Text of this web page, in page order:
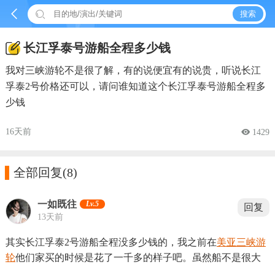
  搜索
长江孚泰号游船全程多少钱
我对三峡游轮不是很了解，有的说便宜有的说贵，听说长江
孚泰2号价格还可以，请问谁知道这个长江孚泰号游船全程多
少钱
16天前  1429
全部回复(8)
一如既往 Lv.5
13天前
回复
其实长江孚泰2号游船全程没多少钱的，我之前在美亚三峡游
轮他们家买的时候是花了一千多的样子吧。虽然船不是很大